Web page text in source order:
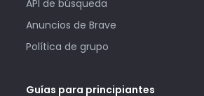
API de búsqueda
Anuncios de Brave
Política de grupo
Guías para principiantes